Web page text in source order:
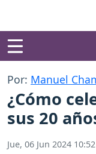
Por: Manuel
¿Cómo
sus 20
Jue, 06 Jun 2024